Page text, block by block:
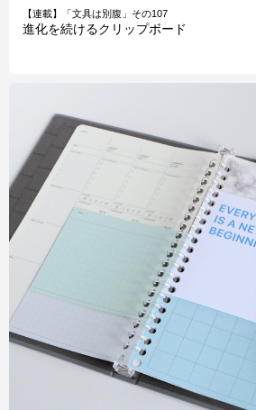
【連載】「文具は別腹」その107
進化を続けるクリップボード